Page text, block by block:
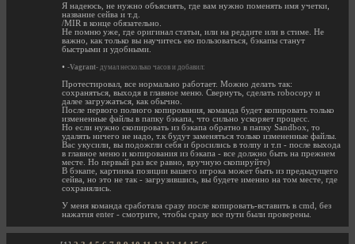
Я надеюсь, не нужно объяснять, где вам нужно поменять имя учетки,
название сейва и т.д.
/MIR в конце обязательно.
Не помню уже, где оригинал статьи, или на реддите или в стиме. Не
важно, как только вы научитесь ею пользоваться, бэкапы станут
быстрыми и удобными.
• -Vagrant- думал несколько часов и добавил:
Протестировал, все нормально работает. Можно делать так:
сохраняться, выходя в главное меню. Свернуть, сделать robocopy и
далее загружаться, как обычно.
После первого полного копирования, команда будет копировать только
измененные файлы в папку бэкапа, что сильно ускоряет процесс.
Но если нужно скопировать из бэкапа обратно в папку Sandbox, то
удалять ничего не надо, т.к будут заменяться только измененные файлы.
Вас укусили, вы подожгли себя и бросились в толпу и т.п - после выхода
в главное меню и копирования из бэкапа - все должно быть на прежнем
месте. Но первый раз все равно, вручную скопируйте)
В бэкапе, картинка позиции вашего игрока может быть из предыдущего
сейва, но это не так - загрузившись, вы будете именно на том месте, где
сохранялись.
У меня команда сработала сразу после копировать-вставить в cmd, без
нажатия enter - смотрите, чтобы сразу все пути были проверены.